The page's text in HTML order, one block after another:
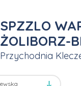
SPZZLO
ŻOLIBORZ-
Przychodnia